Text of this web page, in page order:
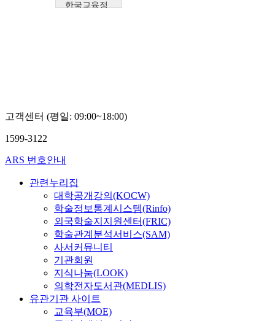
한국교육정
고객센터 (평일: 09:00~18:00)
1599-3122
ARS 번호안내
관련누리집
대학공개강의(KOCW)
학술정보통계시스템(Rinfo)
외국학술지지원센터(FRIC)
학술관계분석서비스(SAM)
사서커뮤니티
기관회원
지식나눔(LOOK)
의학전자도서관(MEDLIS)
유관기관 사이트
교육부(MOE)